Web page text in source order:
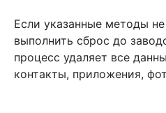
Если указанные методы
выполнить сброс до
процесс удаляет все
контакты, приложения,